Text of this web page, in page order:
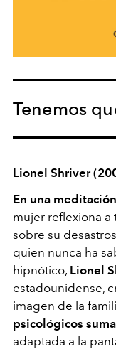
Tenemos
Lionel Shriver
En una
mujer reflexiona a
sobre su
quien nunca ha
hipnótico, Lionel
estadounidense,
imagen de la
psicológicos
adaptada a la